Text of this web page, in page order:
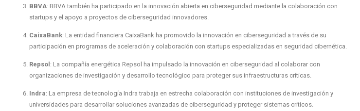
BBVA: BBVA también ha participado en la innovación abierta en ciberseguridad mediante la colaboración con
startups y el apoyo a proyectos de ciberseguridad innovadores.
CaixaBank: La entidad financiera CaixaBank ha promovido la innovación en ciberseguridad a través de su
participación en programas de aceleración y colaboración con startups especializadas en seguridad cibernética.
Repsol : La compañía energética Repsol ha impulsado la innovación en ciberseguridad al colaborar con
organizaciones de investigación y desarrollo tecnológico para proteger sus infraestructuras críticas.
Indra: La empresa de tecnología Indra trabaja en estrecha colaboración con instituciones de investigación y
universidades para desarrollar soluciones avanzadas de ciberseguridad y proteger sistemas críticos.